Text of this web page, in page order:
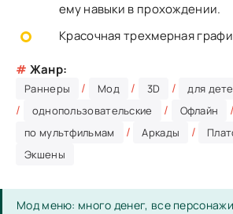
ему навыки в прохождении.
Красочная трехмерная
# Жанр:
Раннеры / Мод / 3D / для
/ однопользовательские / Офлайн /
по мультфильмам / Аркады /
Экшены
Мод меню: много денег, все